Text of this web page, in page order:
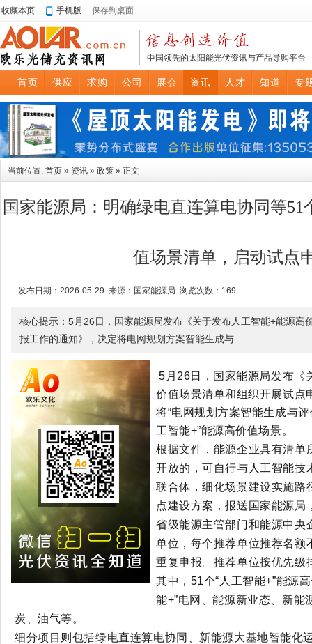
收藏本页 手机版 保存到桌面
中国领先的太阳能光伏资讯与产品导购平台
首页 供应 求购 公司 展会 资讯 人才 知道 专
当前位置: 首页 » 资讯 » 政策 » 正文
国家能源局：明确绿电直连算电协同等51
值场景清单，启动试点
发布日期：2026-05-29 来源：国家能源局 浏览次数： 169
核心提示：5月26日，国家能源局发布《关于发布人工智能+能源高
报工作的通知》，决定将电网规划方案智能生成与
5月26日，国家能源局发布《
价值场景清单和组织开展试点
将“电网规划方案智能生成与
工智能+”能源高价值场景。
根据文件， 能源企业具有清单
开放的，可自行与人工智能技
联合体，细化场景建设实施路
点建设方案，报送国家能源局
省级能源主管部门和能源中央
单位，每个推荐单位推荐名额
重复申报。推荐单位按优先级
其中，51个“人工智能+”能源
能+”电网、能源新业态、新能
炭、油气等。
细分项目则包括绿电直连算电协同、新能源大基地智能化